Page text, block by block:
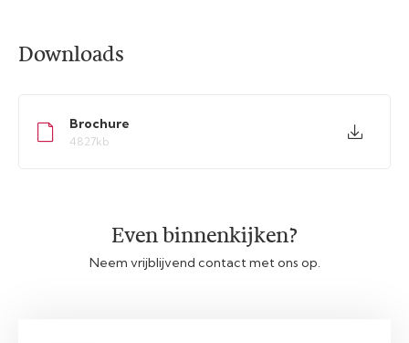
Downloads
Brochure
4827kb
Even binnenkijken?
Neem vrijblijvend contact met ons op.